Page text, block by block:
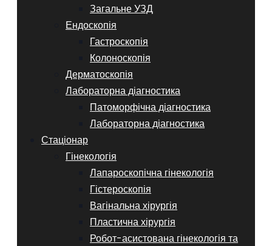
Загальне УЗД
Ендоскопія
Гастроскопія
Колоноскопія
Дерматоскопія
Лабораторна діагностика
Патоморфічна діагностика
Лабораторна діагностика
Стаціонар
Гінекологія
Лапароскопічна гінекологія
Гістероскопія
Вагінальна хірургія
Пластична хірургія
Робот-асистована гінекологія та